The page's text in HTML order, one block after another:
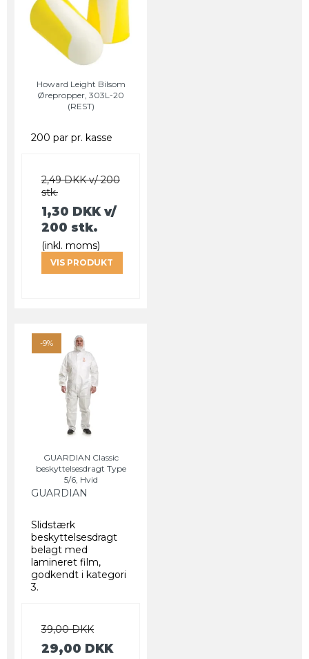
Howard Leight Bilsom
Ørepropper, 303L-20
(REST)
200 par pr. kasse
2,49 DKK v/ 200
stk.
1,30 DKKv/
200 stk.
(inkl. moms)
VIS PRODUKT
-9%
GUARDIAN Classic
beskyttelsesdragt Type
5/6, Hvid
GUARDIAN
Slidstærk
beskyttelsesdragt
belagt med
lamineret film,
godkendt i kategori
3.
39,00 DKK
29,00 DKK